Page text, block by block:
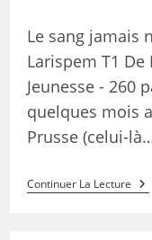
Le sang jamais
Larispem T1
Jeunesse - 260
quelques mois
Prusse (celui-
Continuer La Lecture